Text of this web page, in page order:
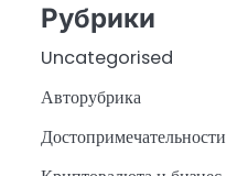
Рубрики
Uncategorised
Авторубрика
Достопримечательности